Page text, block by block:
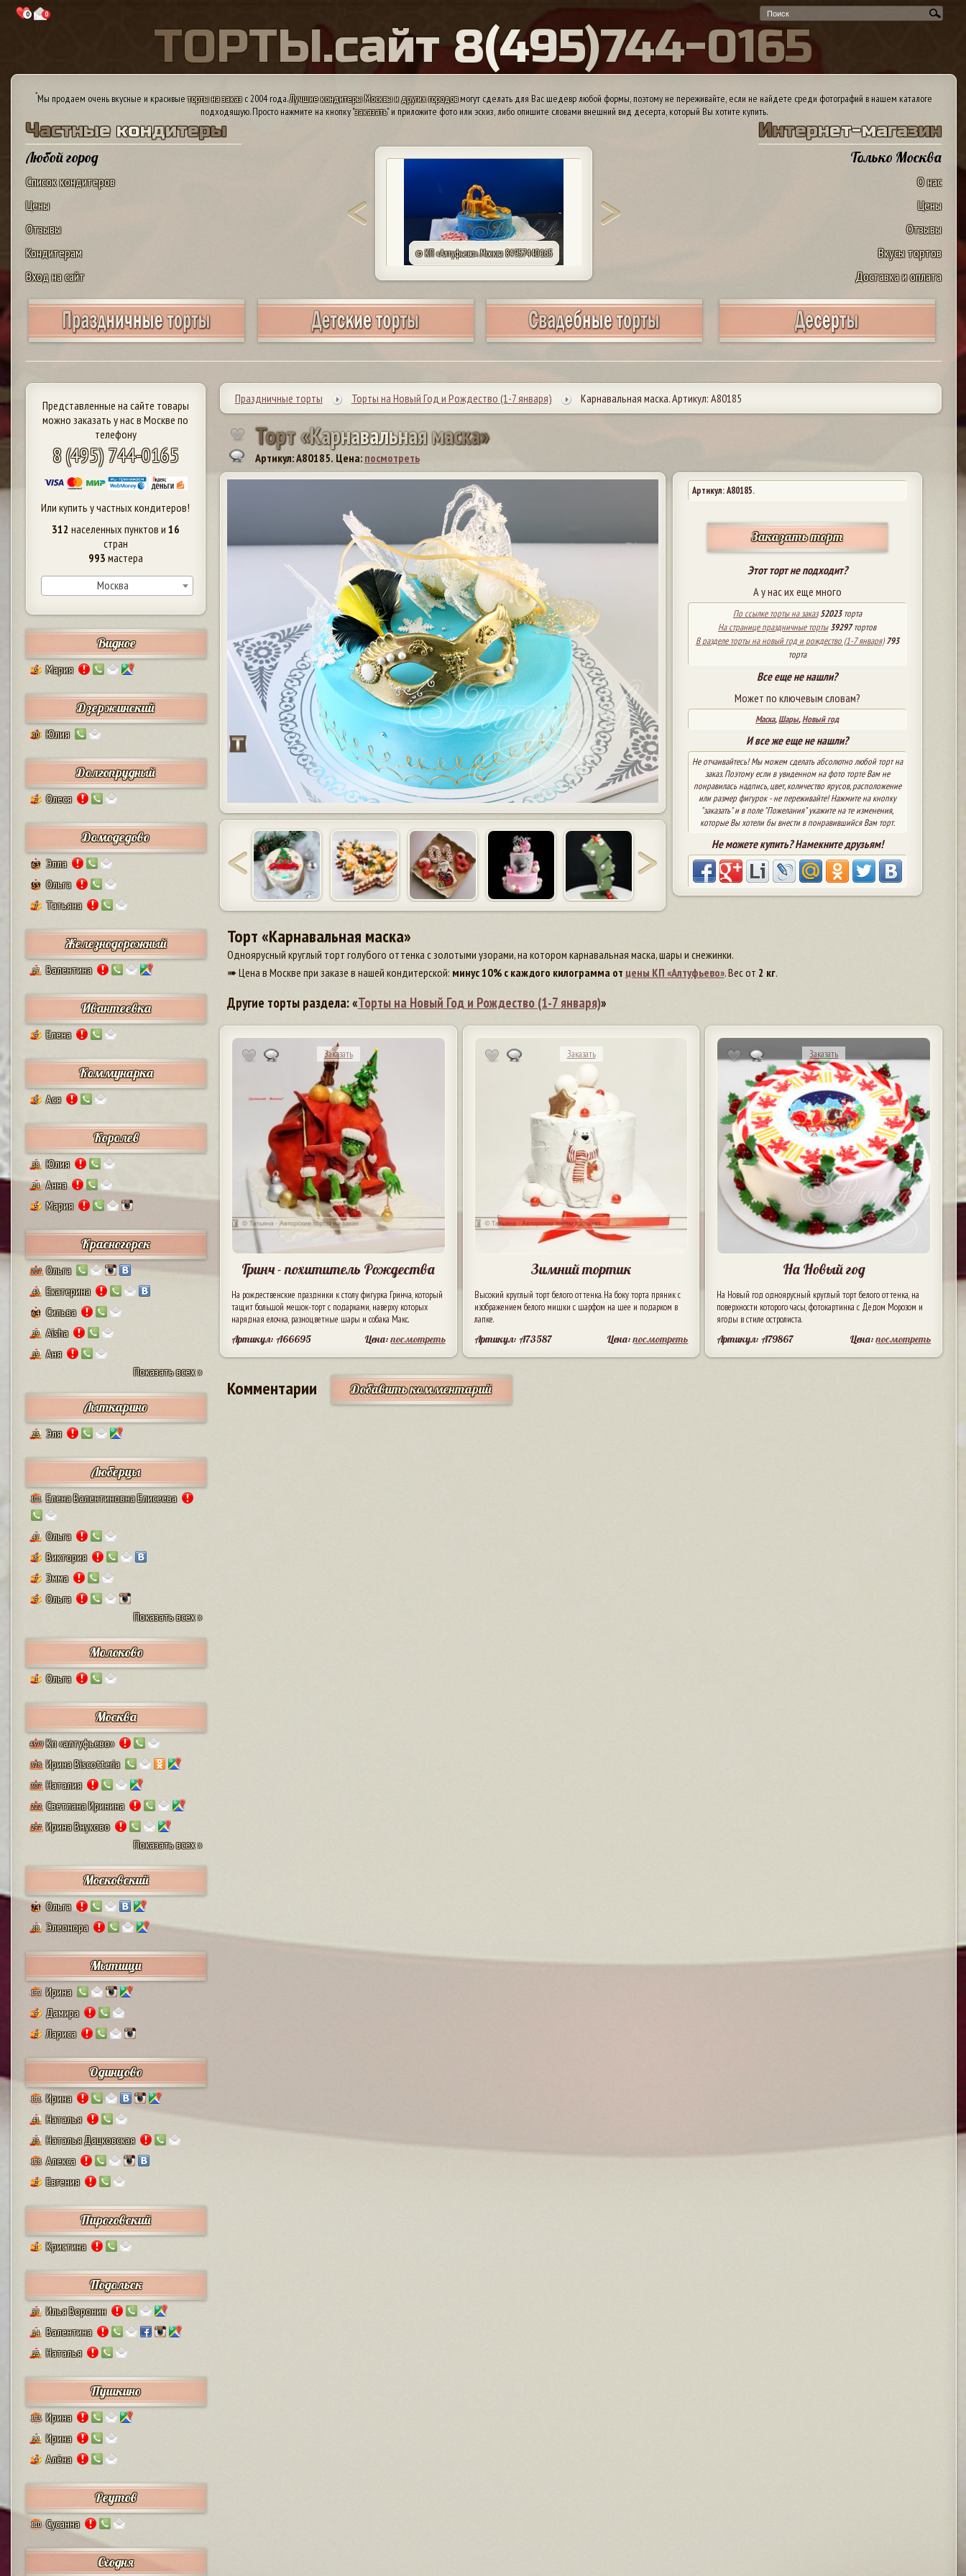
0 0
ТОРТЫ.сайт 8(495)744-0165
*Мы продаем очень вкусные и красивыеторты на заказс 2004 года.Лучшие кондитеры Москвы и других городовмогут сделать для Вас шедевр любой формы, поэтому не переживайте, если не найдете среди фотографий в нашем каталоге
подходящую. Просто нажмите на кнопку "заказать" и приложите фото или эскиз, либо опишите словами внешний вид десерта, который Вы хотите купить.
Частные кондитеры
Любой город
Список кондитеров
Цены
Отзывы
Кондитерам
Вход на сайт
Интернет-магазин
Только Москва
О нас
Цены
Отзывы
Вкусы тортов
Доставка и оплата
© КП «Алтуфьево». Москва 84957440165
Представленные на сайте товары
можно заказать у нас в Москве по
телефону
8 (495) 744-0165
Или купить у частных кондитеров!
312 населенных пунктов и 16
стран
993 мастера
Москва
Видное
5 Мария
Дзержинский
10 Юлия
Долгопрудный
2 Олеся
Домодедово
63 Элла
55 Ольга
7 Татьяна
Железнодорожный
17 Валентина
Ивантеевка
9 Елена
Коммунарка
8 Ася
Королев
38 Юлия
24 Анна
5 Мария
Красногорск
207 Ольга
43 Екатерина
64 Сильва
29 Aisha
19
Аня
Показать всех »
Лыткарино
23 Эля
Люберцы
101 Елена Валентиновна Елисеева
47 Ольга
8 Виктория
7 Эмма
9
Ольга
Показать всех »
Молоково
1 Ольга
Москва
4579 Кп «алтуфьево»
378 Ирина Biscotteria
307 Наталия
222 Светлана Иринина
297 Ирина Внуково
Показать всех »
Московский
74 Ольга
28 Элеонора
Мытищи
132 Ирина
9 Дамира
2 Лариса
Одинцово
111 Ирина
41 Наталья
25 Наталья Дацковская
128 Алекса
2 Евгения
Пироговский
1 Кристина
Подольск
37 Илья Воронин
14 Валентина
13 Наталья
Пушкино
125 Ирина
12 Ирина
4 Алёна
Реутов
110 Сусанна
Сходня
Праздничные торты Торты на Новый Год и Рождество (1-7 января) Карнавальная маска. Артикул: А80185
Торт«Карнавальнаямаска»
Артикул: A80185. Цена: посмотреть
Артикул: A80185.
Заказать торт
Этот торт не подходит?
А у нас их еще много
По ссылке торты на заказ 52023торта
На странице праздничные торты 39297тортов
В разделе торты на новый год и рождество (1-7 января) 793
торта
Все еще не нашли?
Может по ключевым словам?
Маска,Шары,Новый год
И все же еще не нашли?
Не отчаивайтесь! Мы можем сделать абсолютно любой торт на
заказ. Поэтому если в увиденном на фото торте Вам не
понравилась надпись, цвет, количество ярусов, расположение
или размер фигурок - не переживайте! Нажмите на кнопку
"заказать" и в поле "Пожелания" укажите на те изменения,
которые Вы хотели бы внести в понравившийся Вам торт.
Не можете купить? Намекните друзьям!
Торт «Карнавальная маска»
Одноярусный круглый торт голубого оттенка с золотыми узорами, на котором карнавальная маска, шары и снежинки.
➠ Цена в Москве при заказе в нашей кондитерской: минус 10% с каждого килограмма от цены КП «Алтуфьево». Вес от 2 кг.
Другие торты раздела: «Торты на Новый Год и Рождество (1-7 января)»
Заказать
Гринч - похититель Рождества
На рождественские праздники к столу фигурка Гринча, который
тащит большой мешок-торт с подарками, наверху которых
нарядная елочка, разноцветные шары и собака Макс.
Артикул: A66695 Цена:посмотреть
Заказать
Зимний тортик
Высокий круглый торт белого оттенка. На боку торта пряник с
изображением белого мишки с шарфом на шее и подарком в
лапке.
Артикул: A73587 Цена:посмотреть
Заказать
На Новый год
На Новый год одноярусный круглый торт белого оттенка, на
поверхности которого часы, фотокартинка с Дедом Морозом и
ягоды в стиле остролиста.
Артикул: A79867 Цена:посмотреть
Комментарии Добавить комментарий